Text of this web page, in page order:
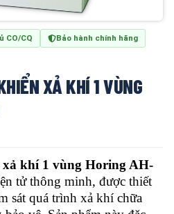
CO/CQ Bảo hành chính hãng
XẢ KHÍ 1 VÙNG
khí 1 vùng Horing AH-
tử thông minh, được thiết
sát quá trình xả khí chữa